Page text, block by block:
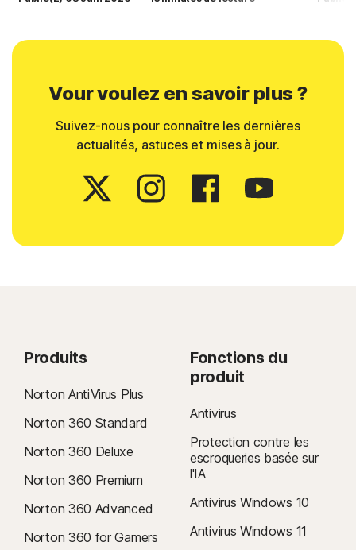
Vour voulez en savoir plus ?
Suivez-nous pour connaître les dernières
actualités, astuces et mises à jour.
Produits
Norton AntiVirus Plus
Norton 360 Standard
Norton 360 Deluxe
Norton 360 Premium
Norton 360 Advanced
Norton 360 for Gamers
Fonctions du
produit
Antivirus
Protection contre les
escroqueries basée sur
l'IA
Antivirus Windows 10
Antivirus Windows 11